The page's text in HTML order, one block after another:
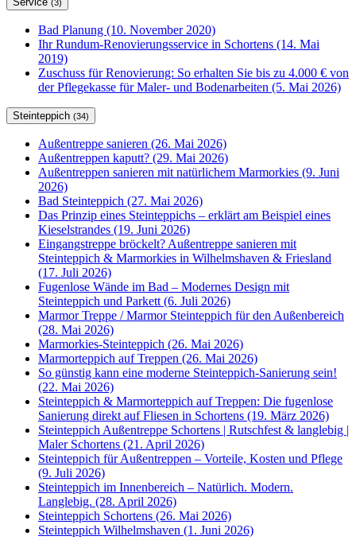
(3)
Bad Planung (10. November 2020)
Ihr Rundum-Renovierungsservice in Schortens (14. Mai
2019)
Zuschuss für Renovierung: So erhalten Sie bis zu 4.000 € von
der Pflegekasse für Maler- und Bodenarbeiten (5. Mai 2026)
Steinteppich (34)
Außentreppe sanieren (26. Mai 2026)
Außentreppen kaputt? (29. Mai 2026)
Außentreppen sanieren mit natürlichem Marmorkies (9. Juni
2026)
Bad Steinteppich (27. Mai 2026)
Das Prinzip eines Steinteppichs – erklärt am Beispiel eines
Kieselstrandes (19. Juni 2026)
Eingangstreppe bröckelt? Außentreppe sanieren mit
Steinteppich & Marmorkies in Wilhelmshaven & Friesland
(17. Juli 2026)
Fugenlose Wände im Bad – Modernes Design mit
Steinteppich und Parkett (6. Juli 2026)
Marmor Treppe / Marmor Steinteppich für den Außenbereich
(28. Mai 2026)
Marmorkies-Steinteppich (26. Mai 2026)
Marmorteppich auf Treppen (26. Mai 2026)
So günstig kann eine moderne Steinteppich-Sanierung sein!
(22. Mai 2026)
Steinteppich & Marmorteppich auf Treppen: Die fugenlose
Sanierung direkt auf Fliesen in Schortens (19. März 2026)
Steinteppich Außentreppe Schortens | Rutschfest & langlebig |
Maler Schortens (21. April 2026)
Steinteppich für Außentreppen – Vorteile, Kosten und Pflege
(9. Juli 2026)
Steinteppich im Innenbereich – Natürlich. Modern.
Langlebig. (28. April 2026)
Steinteppich Schortens (26. Mai 2026)
Steinteppich Wilhelmshaven (1. Juni 2026)